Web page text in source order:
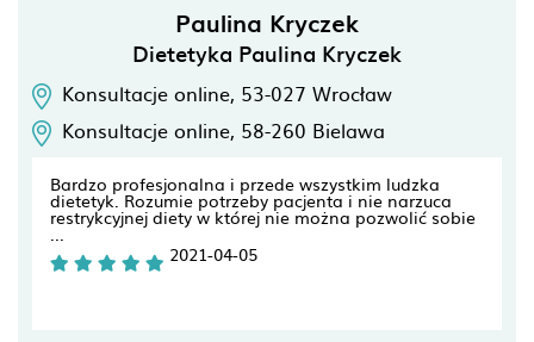
Paulina Kryczek
Dietetyka Paulina Kryczek
Konsultacje online, 53-027 Wrocław
Konsultacje online, 58-260 Bielawa
Bardzo profesjonalna i przede wszystkim ludzka
dietetyk. Rozumie potrzeby pacjenta i nie narzuca
restrykcyjnej diety w której nie można pozwolić sobie
...
2021-04-05